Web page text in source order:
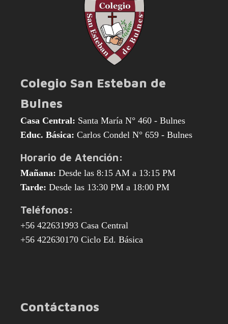
Colegio San Esteban de
Bulnes
Casa Central: Santa María N° 460 - Bulnes
Educ. Básica: Carlos Condel N° 659 - Bulnes
Horario de Atención:
Mañana: Desde las 8:15 AM a 13:15 PM
Tarde: Desde las 13:30 PM a 18:00 PM
Teléfonos:
+56 422631993 Casa Central
+56 422630170 Ciclo Ed. Básica
Contáctanos